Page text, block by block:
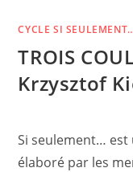
CYCLE SI
TROIS
Krzysztof
Si seulement…
élaboré par les